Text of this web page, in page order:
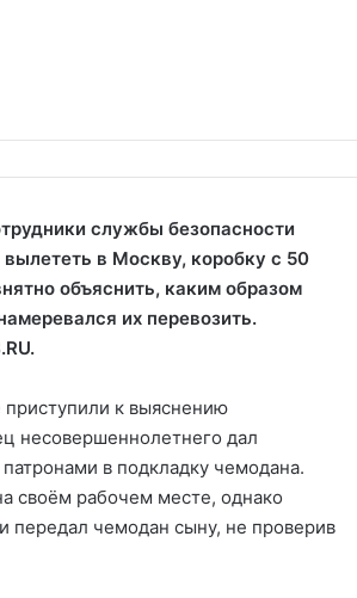
службы безопасности
в Москву, коробку с 50
объяснить, каким образом
их перевозить.
к выяснению
несовершеннолетнего дал
в подкладку чемодана.
своём рабочем месте, однако
передал чемодан сыну, не проверив